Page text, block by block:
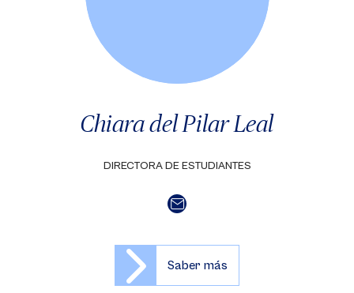
Chiara del Pilar Leal
DIRECTORA DE ESTUDIANTES
Saber más